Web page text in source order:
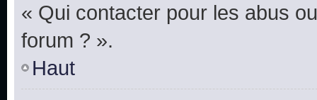
« Qui contacter pour les abus
forum ? ».
Haut